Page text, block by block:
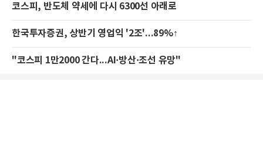
코스피, 반도체 약세에 다시 6300선 아래로
한국투자증권, 상반기 영업익 '2조'...89%↑
"코스피 1만2000 간다...AI·방산·조선 유망"